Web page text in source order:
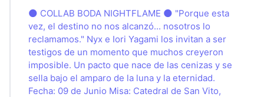
🌑 COLLAB BODA NIGHTFLAME 🌑 "Porque esta
vez, el destino no nos alcanzó... nosotros lo
reclamamos." Nyx e Iori Yagami los invitan a ser
testigos de un momento que muchos creyeron
imposible. Un pacto que nace de las cenizas y se
sella bajo el amparo de la luna y la eternidad.
Fecha: 09 de Junio Misa: Catedral de San Vito,